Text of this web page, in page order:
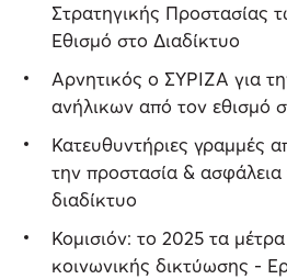
Στρατηγικής Προστασίας
Εθισμό στο Διαδίκτυο
Αρνητικός ο ΣΥΡΙΖΑ για
ανήλικων από τον εθισμό
Κατευθυντήριες γραμμές
την προστασία &
διαδίκτυο
Κομισιόν: το 2025 τα
κοινωνικής δικτύωσης -